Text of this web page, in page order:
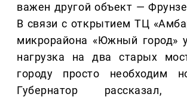
важен другой объект —
В связи с открытием ТЦ
микрорайона «Южный город»
нагрузка на два старых
городу просто необходим
Губернатор